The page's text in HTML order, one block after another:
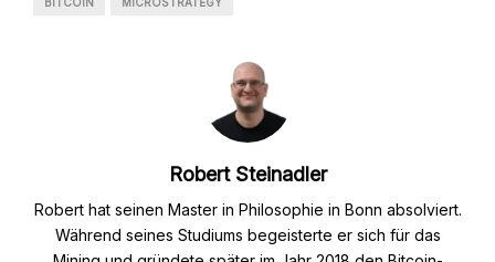
Robert Steinadler
Robert hat seinen Master in Philosophie in Bonn absolviert.
Während seines Studiums begeisterte er sich für das